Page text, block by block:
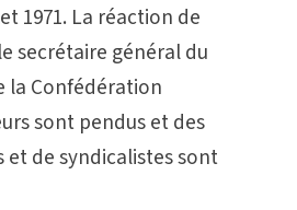
1971. La réaction de
secrétaire général du
la Confédération
sont pendus et des
de syndicalistes sont